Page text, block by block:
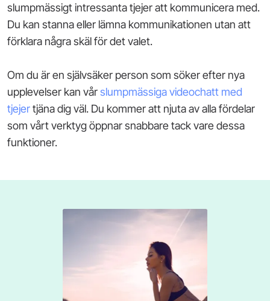
slumpmässigt intressanta tjejer att kommunicera med.
Du kan stanna eller lämna kommunikationen utan att
förklara några skäl för det valet.
Om du är en självsäker person som söker efter nya
upplevelser kan vårslumpmässiga videochatt med
tjejertjäna dig väl. Du kommer att njuta av alla fördelar
som vårt verktyg öppnar snabbare tack vare dessa
funktioner.